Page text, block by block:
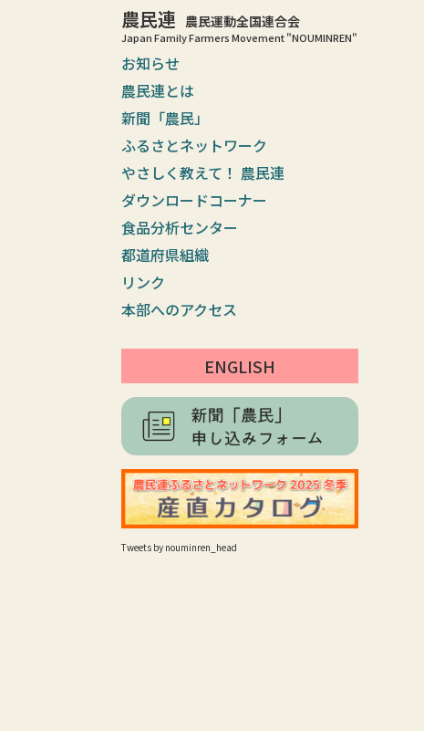
農民連 農民運動全国連合会
Japan Family Farmers Movement "NOUMINREN"
お知らせ
農民連とは
新聞「農民」
ふるさとネットワーク
やさしく教えて！ 農民連
ダウンロードコーナー
食品分析センター
都道府県組織
リンク
本部へのアクセス
ENGLISH
Tweets by nouminren_head